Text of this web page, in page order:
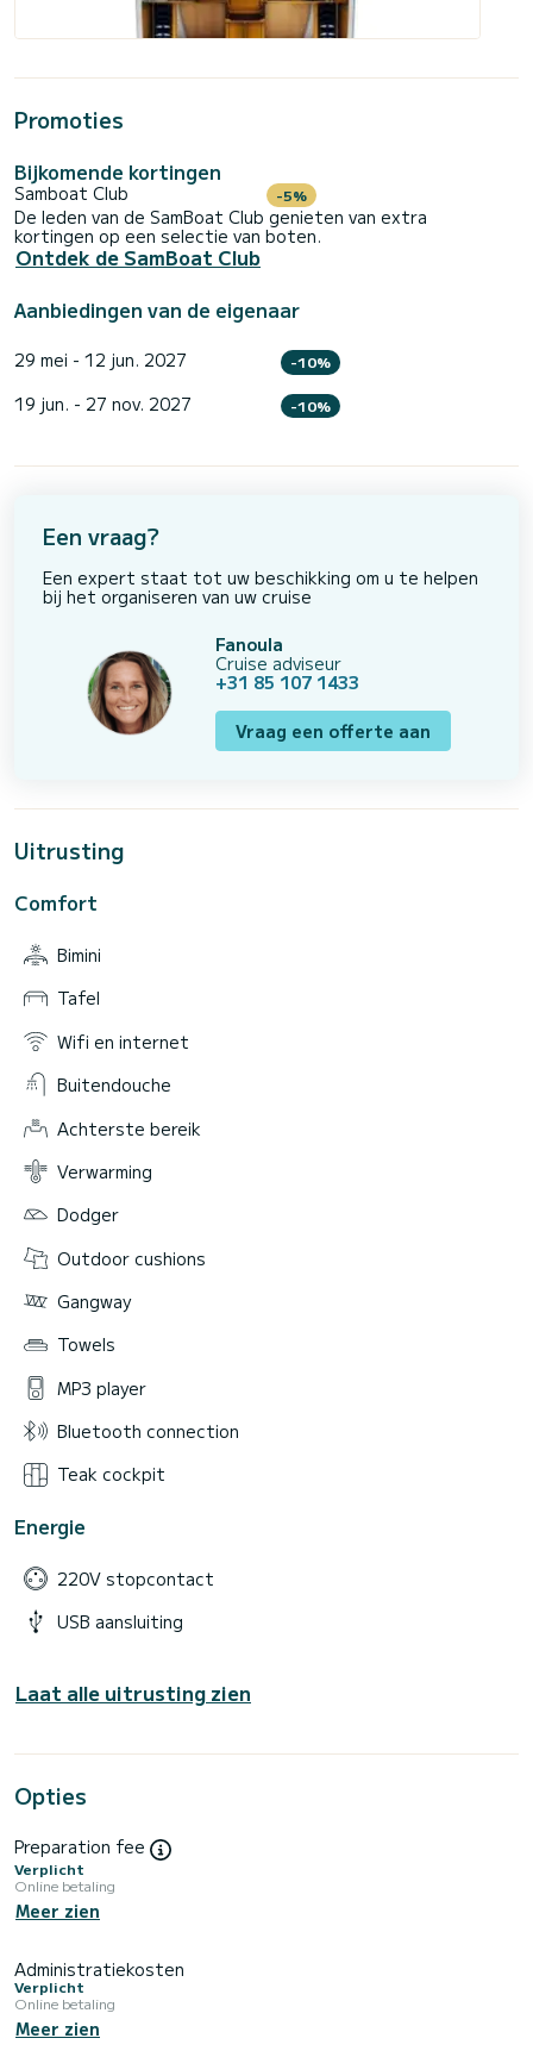
Promoties
Bijkomende kortingen
Samboat Club -5%
De leden van de SamBoat Club genieten van extra
kortingen op een selectie van boten.
Ontdek de SamBoat Club
Aanbiedingen van de eigenaar
29 mei - 12 jun. 2027 -10%
19 jun. - 27 nov. 2027 -10%
Een vraag?
Een expert staat tot uw beschikking om u te helpen
bij het organiseren van uw cruise
Fanoula
Cruise adviseur
+31 85 107 1433
Vraag een offerte aan
Uitrusting
Comfort
Bimini
Tafel
Wifi en internet
Buitendouche
Achterste bereik
Verwarming
Dodger
Outdoor cushions
Gangway
Towels
MP3 player
Bluetooth connection
Teak cockpit
Energie
220V stopcontact
USB aansluiting
Laat alle uitrusting zien
Opties
Preparation fee
Verplicht
Online betaling
Meer zien
Administratiekosten
Verplicht
Online betaling
Meer zien